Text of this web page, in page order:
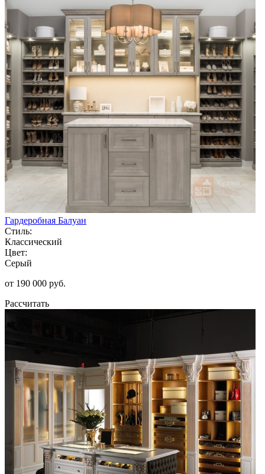
Гардеробная Балуан
Стиль:
Классический
Цвет:
Серый
от 190 000 руб.
Рассчитать